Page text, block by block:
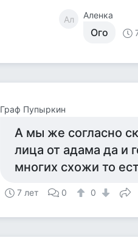
Ал Аленка
Ого
Граф Пупыркин
А мы же согласно
лица от адама да и
многих схожи то
7 лет 0 0